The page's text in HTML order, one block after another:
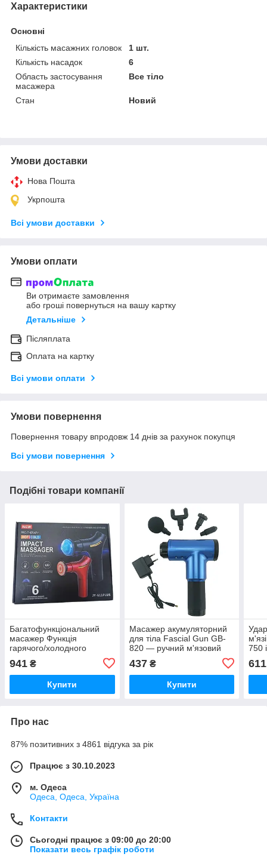
Характеристики
Основні
Кількість масажних головок
1 шт.
Кількість насадок
6
Область застосування
масажера
Все тіло
Стан Новий
Умови доставки
Нова Пошта
Укрпошта
Всі умови доставки
Умови оплати
Ви отримаєте замовлення
або гроші повернуться на вашу картку
Детальніше
Післяплата
Оплата на картку
Всі умови оплати
Умови повернення
Повернення товару впродовж 14 днів за рахунок покупця
Всі умови повернення
Подібні товари компанії
Багатофункціональний
масажер Функція
гарячого/холодного
Hot/Cold Impact Massager
JY-611PLUS iC227
941 ₴
Купити
Масажер акумуляторний
для тіла Fascial Gun GB-
820 — ручний м'язовий
437₴
Купити
750
611
Про нас
87% позитивних з 4861 відгука за рік
Працює з 30.10.2023
м. Одеса
Одеса, Одеса, Україна
Контакти
Сьогодні працює з 09:00 до 20:00
Показати весь графік роботи